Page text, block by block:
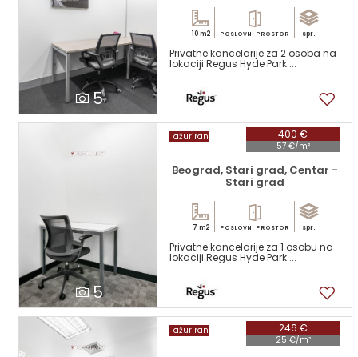
5
10 m2 POSLOVNI PROSTOR spr.
Privatne kancelarije za 2 osoba na
lokaciji Regus Hyde Park ...
5
400 €
57 €/m²
ažuriran
Beograd, Stari grad, Centar -
Stari grad
7 m2 POSLOVNI PROSTOR spr.
Privatne kancelarije za 1 osobu na
lokaciji Regus Hyde Park ...
246 €
25 €/m²
ažuriran